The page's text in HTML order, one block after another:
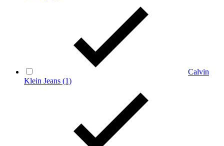
Calvin
Klein Jeans (1)